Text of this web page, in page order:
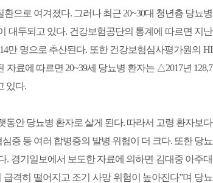
으로 여겨졌다. 그러나 최근 20~30대 청년층 당뇨병
대두되고 있다. 건강보험공단의 통계에 따르면 지난
만 명으로 추산된다. 또한 건강보험심사평가원의 HI
자료에 따르면 20~39세 당뇨병 환자는 △2017년 128,7
있다.
안 당뇨병 환자로 살게 된다. 따라서 고령 환자보다
등 여러 합병증의 발병 위험이 더 크다. 또한 당뇨
경기일보에서 보도한 자료에 의하면 김대중 아주대
격히 떨어지고 조기 사망 위험이 높아진다”며 당뇨